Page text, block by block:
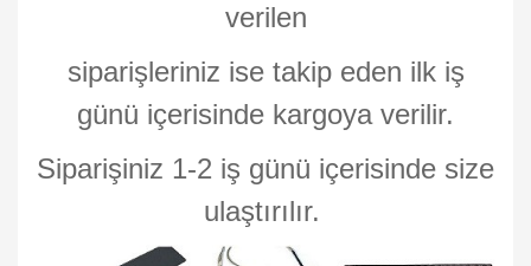
verilen
siparişleriniz ise takip eden ilk iş
günü içerisinde kargoya verilir.
Siparişiniz 1-2 iş günü içerisinde size
ulaştırılır.